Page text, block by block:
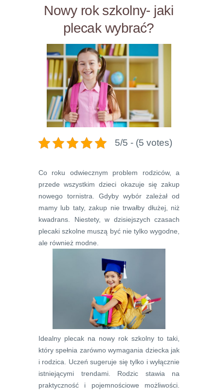
Nowy rok szkolny- jaki
plecak wybrać?
5/5 - (5 votes)
Co roku odwiecznym problem rodziców, a
przede wszystkim dzieci okazuje się zakup
nowego tornistra. Gdyby wybór zależał od
mamy lub taty, zakup nie trwałby dłużej, niż
kwadrans. Niestety, w dzisiejszych czasach
plecaki szkolne muszą być nie tylko wygodne,
ale również modne.
Idealny plecak na nowy rok szkolny to taki,
który spełnia zarówno wymagania dziecka jak
i rodzica. Uczeń sugeruje się tylko i wyłącznie
istniejącymi trendami. Rodzic stawia na
praktyczność i pojemnościowe możliwości.